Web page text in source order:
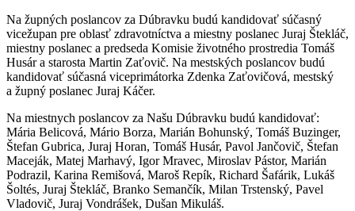
Na župných poslancov za Dúbravku budú kandidovať súčasný
vicežupan pre oblasť zdravotníctva a miestny poslanec Juraj Štekláč,
miestny poslanec a predseda Komisie životného prostredia Tomáš
Husár a starosta Martin Zaťovič. Na mestských poslancov budú
kandidovať súčasná viceprimátorka Zdenka Zaťovičová, mestský
a župný poslanec Juraj Káčer.
Na miestnych poslancov za Našu Dúbravku budú kandidovať:
Mária Belicová, Mário Borza, Marián Bohunský, Tomáš Buzinger,
Štefan Gubrica, Juraj Horan, Tomáš Husár, Pavol Jančovič, Štefan
Maceják, Matej Marhavý, Igor Mravec, Miroslav Pástor, Marián
Podrazil, Karina Remišová, Maroš Repík, Richard Šafárik, Lukáš
Šoltés, Juraj Štekláč, Branko Semančík, Milan Trstenský, Pavel
Vladovič, Juraj Vondrášek, Dušan Mikuláš.